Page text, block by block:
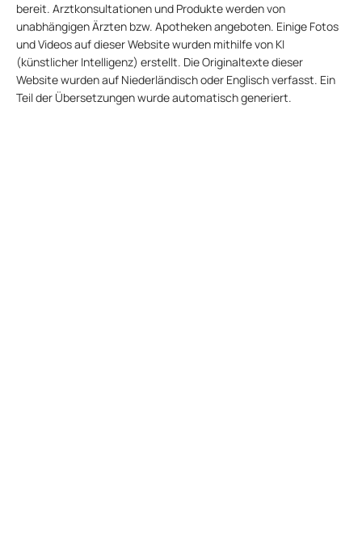
bereit. Arztkonsultationen und Produkte werden von
unabhängigen Ärzten bzw. Apotheken angeboten. Einige Fotos
und Videos auf dieser Website wurden mithilfe von KI
(künstlicher Intelligenz) erstellt. Die Originaltexte dieser
Website wurden auf Niederländisch oder Englisch verfasst. Ein
Teil der Übersetzungen wurde automatisch generiert.